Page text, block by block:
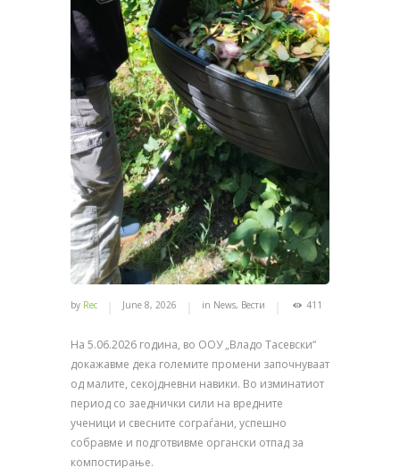
by Rec June 8, 2026 in News, Вести 411
На 5.06.2026 година, во ООУ „Владо Тасевски“
докажавме дека големите промени започнуваат
од малите, секојдневни навики. Во изминатиот
период со заеднички сили на вредните
ученици и свесните сограѓани, успешно
собравме и подготвивме органски отпад за
компостирање.